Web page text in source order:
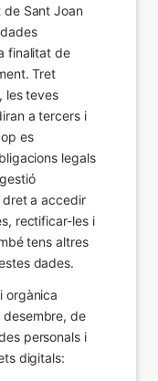
de Sant Joan
finalitat de
Tret
les teves
a tercers i
es
legals
dret a accedir
rectificar-les i
tens altres
dades.
orgànica
desembre, de
personals i
digitals: